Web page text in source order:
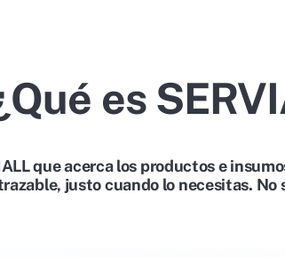
es
que acerca los productos e
justo cuando lo necesitas.